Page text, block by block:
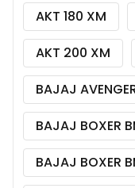
AKT 180 XM
AKT 200 XM
BAJAJ
BAJAJ BOXER
BAJAJ BOXER